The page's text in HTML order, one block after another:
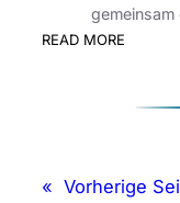
gemeinsam
READ MORE
beim
« Vorherige